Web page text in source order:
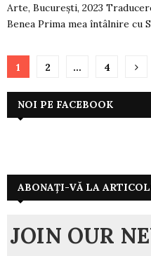
Arte, București, 2023
Benea Prima mea întâlnire cu
Paginație
articole
1 2 … 4
NOI PE FACEBOOK
ABONAȚI-VĂ LA
JOIN OUR